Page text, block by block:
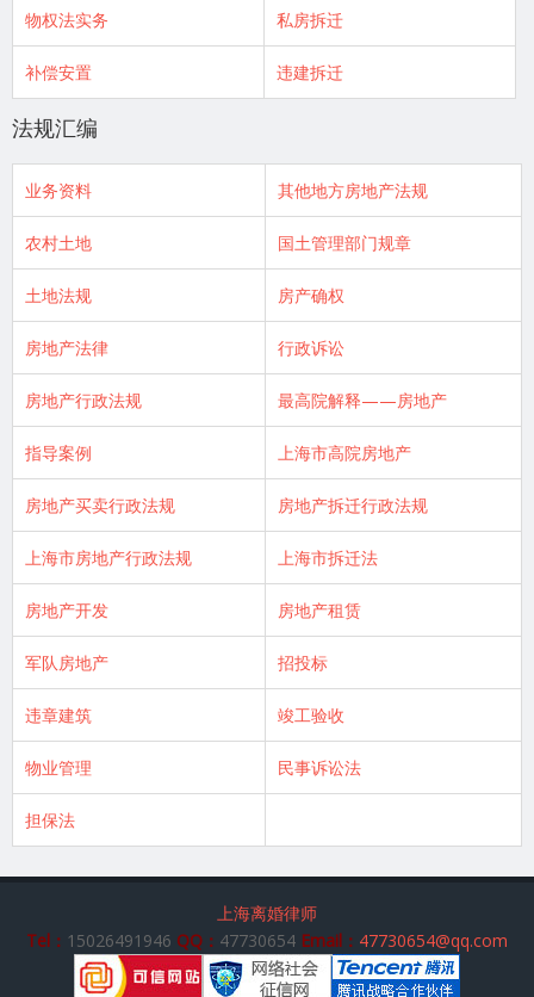
物权法实务 私房拆迁
补偿安置 违建拆迁
法规汇编
业务资料 其他地方房地产法规
农村土地 国土管理部门规章
土地法规 房产确权
房地产法律 行政诉讼
房地产行政法规 最高院解释——房地产
指导案例 上海市高院房地产
房地产买卖行政法规 房地产拆迁行政法规
上海市房地产行政法规 上海市拆迁法
房地产开发 房地产租赁
军队房地产 招投标
违章建筑 竣工验收
物业管理 民事诉讼法
担保法
上海离婚律师
Tel： 15026491946 QQ： 47730654 Email： 47730654@qq.com